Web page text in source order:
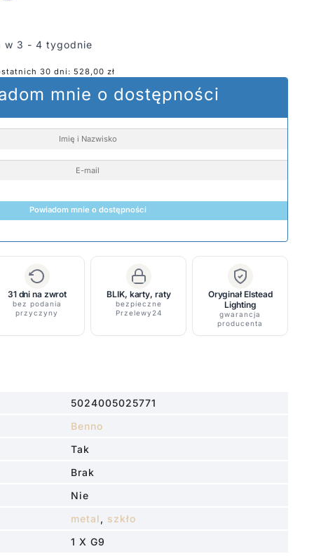
w 3 - 4 tygodnie
30 dni: 528,00 zł
mnie o dostępności
Powiadom mnie o dostępności
31 dni na zwrot
bez podania
przyczyny
BLIK, karty, raty
bezpieczne
Przelewy24
Oryginał Elstead
Lighting
gwarancja
producenta
5024005025771
Benno
Tak
Brak
Nie
metal , szkło
1 X G9